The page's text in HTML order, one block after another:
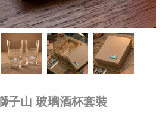
子山 玻璃酒杯套裝